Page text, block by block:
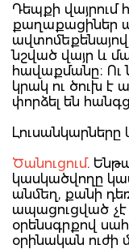
Դեպքի
քաղաքացիներ
նշված վայր և
հավաքմանը։ Ու
կրակ ու ծուխ է
փորձել են
Լուսանկարները
Ծանուցում.
կասկածվողը
անմեղ, քանի
ապացուցված
օրենսգրքով
օրինական ուժի